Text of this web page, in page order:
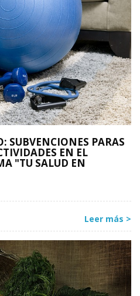
SUBVENCIONES PARAS
EN EL
"TU SALUD EN
Leer más >